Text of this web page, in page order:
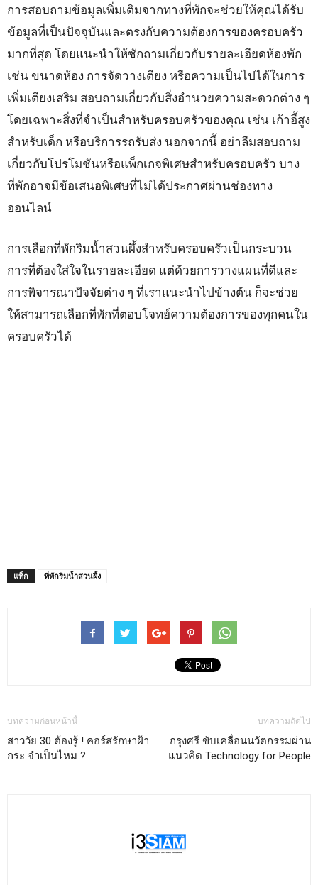
การสอบถามข้อมูลเพิ่มเติมจากทางที่พักจะช่วยให้คุณได้รับ
ข้อมูลที่เป็นปัจจุบันและตรงกับความต้องการของครอบครัว
มากที่สุด โดยแนะนำให้ซักถามเกี่ยวกับรายละเอียดห้องพัก
เช่น ขนาดห้อง การจัดวางเตียง หรือความเป็นไปได้ในการ
เพิ่มเตียงเสริม สอบถามเกี่ยวกับสิ่งอำนวยความสะดวกต่าง ๆ
โดยเฉพาะสิ่งที่จำเป็นสำหรับครอบครัวของคุณ เช่น เก้าอี้สูง
สำหรับเด็ก หรือบริการรถรับส่ง นอกจากนี้ อย่าลืมสอบถาม
เกี่ยวกับโปรโมชันหรือแพ็กเกจพิเศษสำหรับครอบครัว บาง
ที่พักอาจมีข้อเสนอพิเศษที่ไม่ได้ประกาศผ่านช่องทาง
ออนไลน์
การเลือกที่พักริมน้ำสวนผึ้งสำหรับครอบครัวเป็นกระบวน
การที่ต้องใส่ใจในรายละเอียด แต่ด้วยการวางแผนที่ดีและ
การพิจารณาปัจจัยต่าง ๆ ที่เราแนะนำไปข้างต้น ก็จะช่วย
ให้สามารถเลือกที่พักที่ตอบโจทย์ความต้องการของทุกคนใน
ครอบครัวได้
แท็ก ที่พักริมน้ำสวนผึ้ง
บทความก่อนหน้านี้
สาววัย 30 ต้องรู้ ! คอร์สรักษาฝ้า
กระ จำเป็นไหม ?
บทความถัดไป
กรุงศรี ขับเคลื่อนนวัตกรรมผ่าน
แนวคิด Technology for People